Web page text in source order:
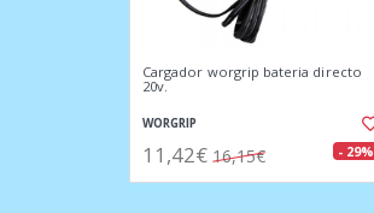
Cargador worgrip bateria directo
20v.
WORGRIP
11,42€ 16,15€ - 29%